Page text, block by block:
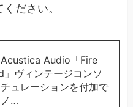
ださい。
Acustica Audio「Fire
ヴィンテージコンソ
ュレーションを付加で
ノ…